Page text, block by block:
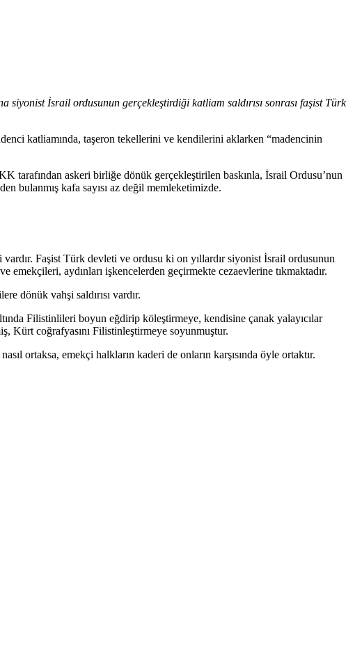
siyonist İsrail ordusunun gerçekleştirdiği katliam saldırısı sonrası faşist Türk
katliamında, taşeron tekellerini ve kendilerini aklarken “madencinin
tarafından askeri birliğe dönük gerçekleştirilen baskınla, İsrail Ordusu’nun
bulanmış kafa sayısı az değil memleketimizde.
Faşist Türk devleti ve ordusu ki on yıllardır siyonist İsrail ordusunun
emekçileri, aydınları işkencelerden geçirmekte cezaevlerine tıkmaktadır.
dönük vahşi saldırısı vardır.
Filistinlileri boyun eğdirip köleştirmeye, kendisine çanak yalayıcılar
Kürt coğrafyasını Filistinleştirmeye soyunmuştur.
ortaksa, emekçi halkların kaderi de onların karşısında öyle ortaktır.